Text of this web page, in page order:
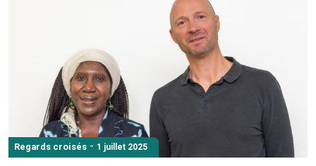
Regards croisés - 1 juillet 2025